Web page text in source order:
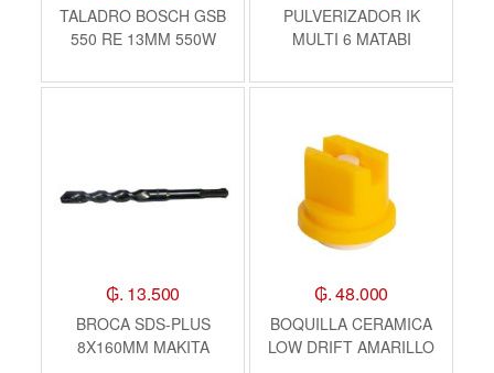
TALADRO BOSCH GSB
550 RE 13MM 550W
PULVERIZADOR IK
MULTI 6 MATABI
₲. 13.500
BROCA SDS-PLUS
8X160MM MAKITA
₲. 48.000
BOQUILLA CERAMICA
LOW DRIFT AMARILLO